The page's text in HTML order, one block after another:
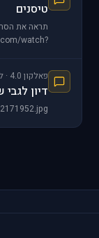
טיסנים
תראה את
watch?
פאלקון 4.0 · לפני 14 שנים
דיון